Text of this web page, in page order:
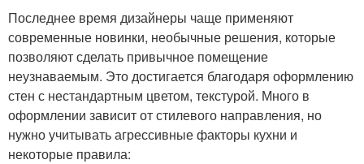
Последнее время дизайнеры чаще применяют
современные новинки, необычные решения, которые
позволяют сделать привычное помещение
неузнаваемым. Это достигается благодаря оформлению
стен с нестандартным цветом, текстурой. Много в
оформлении зависит от стилевого направления, но
нужно учитывать агрессивные факторы кухни и
некоторые правила: